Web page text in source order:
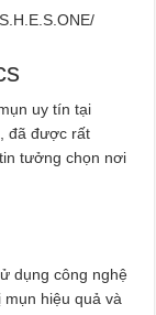
uy tín tại
đã được rất
tưởng chọn nơi
dụng công nghệ
hiệu quả và